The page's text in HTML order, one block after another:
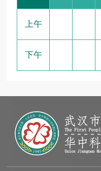
上午
下午